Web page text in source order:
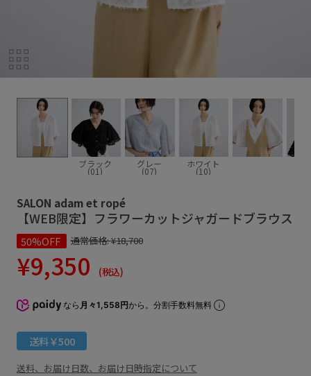
ブラック
(01)
グレー
(07)
ホワイト
(10)
SALON adam et ropé
【WEB限定】フラワーカットジャガードブラウス
50%OFF 通常価格:¥18,700
¥9,350 (税込)
なら 月々1,558円から。分割手数料無料
送料￥500
送料、お届け日数、お届け日時指定について